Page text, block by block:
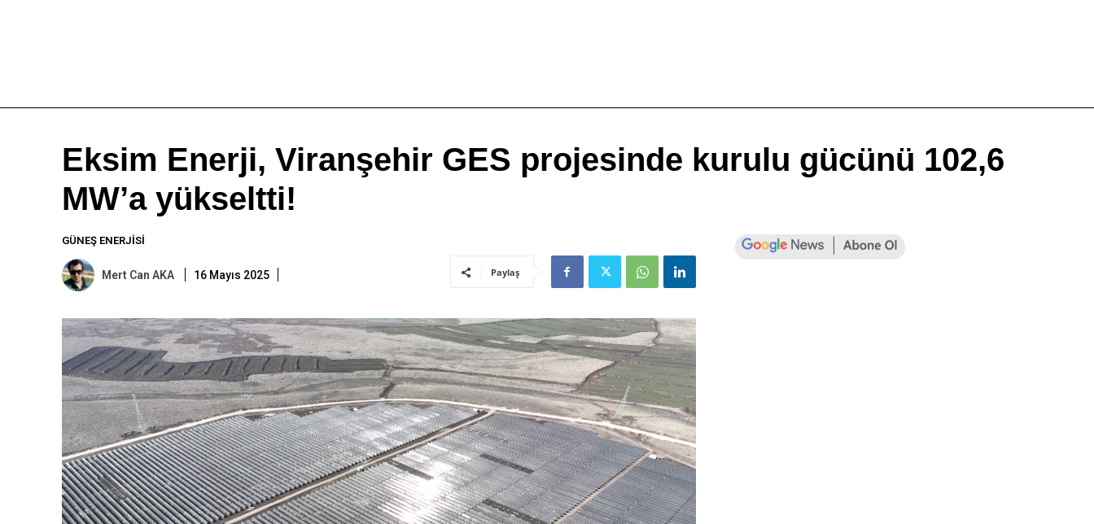
Eksim Enerji, Viranşehir GES projesinde kurulu gücünü 102,6
MW’a yükseltti!
GÜNEŞ ENERJISI
Mert Can AKA 16 Mayıs 2025 Paylaş